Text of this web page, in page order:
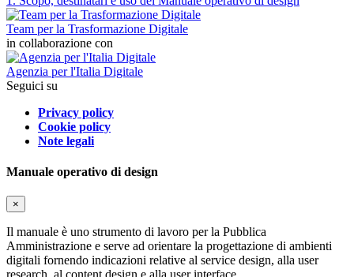
Team per la Trasformazione Digitale
in collaborazione con
Agenzia per l'Italia Digitale
Seguici su
Privacy policy
Cookie policy
Note legali
Manuale operativo di design
×
Il manuale è uno strumento di lavoro per la Pubblica
Amministrazione e serve ad orientare la progettazione di ambienti
digitali fornendo indicazioni relative al service design, alla user